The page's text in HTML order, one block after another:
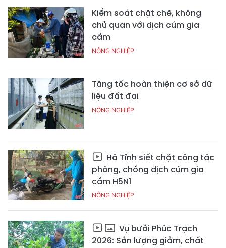
Kiểm soát chặt chẽ, không
chủ quan với dịch cúm gia
cầm
NÔNG NGHIỆP
Tăng tốc hoàn thiện cơ sở dữ
liệu đất đai
NÔNG NGHIỆP
Hà Tĩnh siết chặt công tác
phòng, chống dịch cúm gia
cầm H5N1
NÔNG NGHIỆP
Vụ bưởi Phúc Trạch
2026: Sản lượng giảm, chất